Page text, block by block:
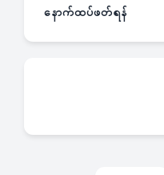
နောက်ထပ်ဖတ်ရန်